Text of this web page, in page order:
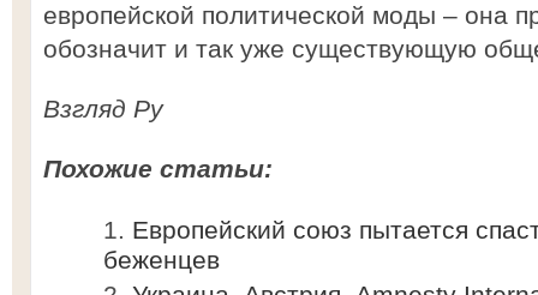
европейской политической моды – она
обозначит и так уже существующую
Взгляд Ру
Похожие статьи:
Европейский союз пытается
беженцев